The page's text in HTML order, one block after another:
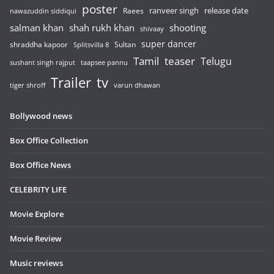
nawazuddin siddiqui poster Raees ranveer singh release date
salman khan shah rukh khan shivaay shooting
shraddha kapoor Splitsvilla 8 Sultan super dancer
sushant singh rajput taapsee pannu Tamil teaser Telugu
tiger shroff Trailer tv varun dhawan
Bollywood news
Box Office Collection
Box Office News
CELEBRITY LIFE
Movie Explore
Movie Review
Music reviews